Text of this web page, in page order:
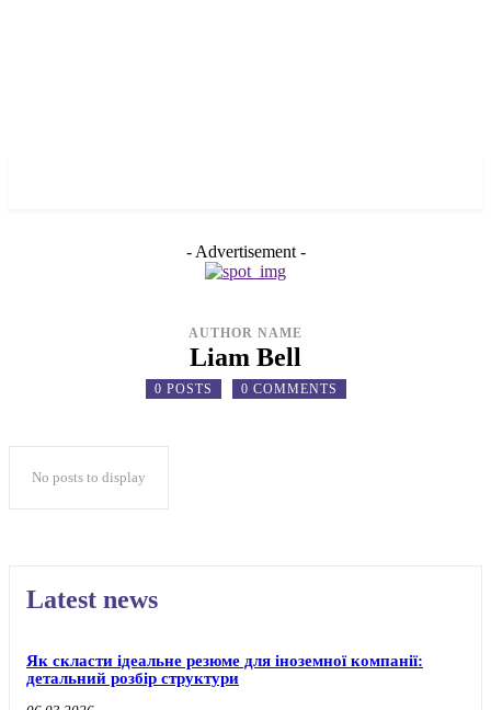
- Advertisement -
AUTHOR NAME
Liam Bell
0 POSTS 0 COMMENTS
No posts to display
Latest news
Як скласти ідеальне резюме для іноземної компанії:
детальний розбір структури